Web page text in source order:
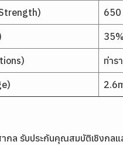
650
35%
ท่าร
กล รับประกันคุณสมบัติเชิงกลแ